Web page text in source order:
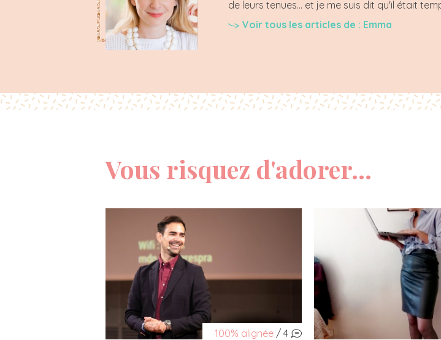
de leurs tenues... et je me suis dit qu'il était
Voir tous les articles de : Emma
Vous risquez d'adorer...
100% alignée / 4